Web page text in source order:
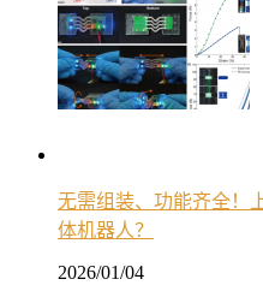
无需组装、功能齐全！
体机器人？
2026/01/04